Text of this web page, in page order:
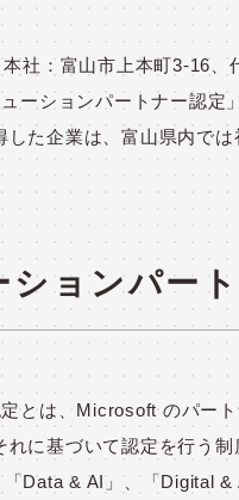
社：富山市上本町3-16
ーションパートナー認
た企業は、富山県内では
ョンパート
とは、Microsoft のパー
に基づいて認定を行う
Data & AI」、「Digital